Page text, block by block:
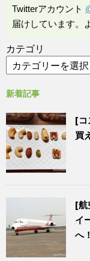
Twitterアカウント
届けしています。
カテゴリ
新着記事
[コ
買
[航
イ
へ！